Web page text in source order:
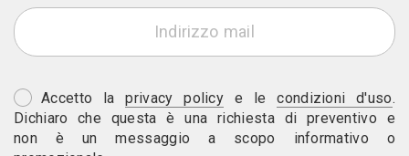
Accetto laprivacy policy e lecondizioni d'uso.
Dichiaro che questa è una richiesta di preventivo e
non è un messaggio a scopo informativo o